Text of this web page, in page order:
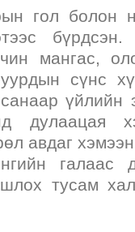
гол
мангас,
сүнс
дулаацая
авдаг
галаас
тусам